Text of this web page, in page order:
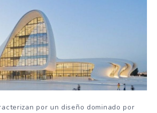
por un diseño dominado por